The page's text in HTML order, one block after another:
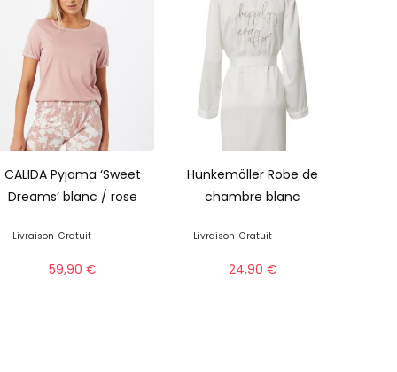
CALIDA Pyjama ‘Sweet
Dreams’ blanc / rose
Livraison Gratuit
59,90 €
Hunkemöller Robe de
chambre blanc
Livraison Gratuit
24,90 €